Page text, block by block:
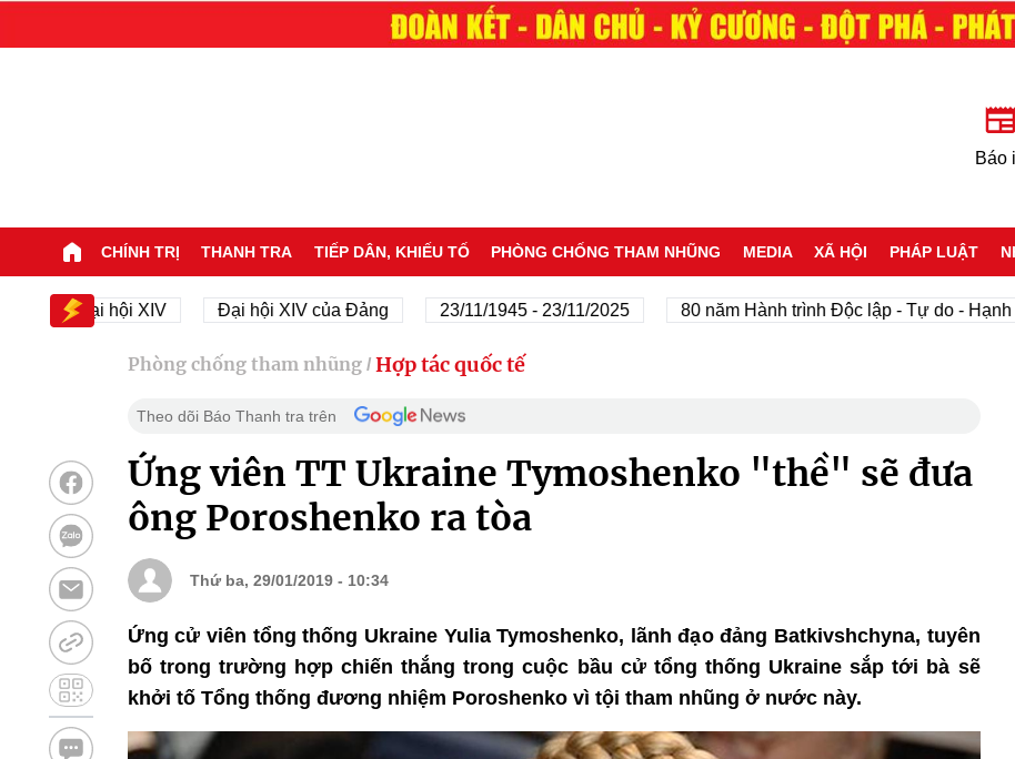
Báo
CHÍNH TRỊ THANH TRA TIẾP DÂN, KHIẾU TỐ PHÒNG CHỐNG THAM NHŨNG MEDIA XÃ HỘI PHÁP LUẬT
Đại hội XIV Đại hội XIV của Đảng 23/11/1945 - 23/11/2025 80 năm Hành trình Độc lập - Tự do - Hạnh phúc
Phòng chống tham nhũng / Hợp tác quốc tế
Theo dõi Báo Thanh tra trên
Ứng viên TT Ukraine Tymoshenko "thề" sẽ đưa
ông Poroshenko ra tòa
Thứ ba, 29/01/2019 - 10:34
Ứng cử viên tổng thống Ukraine Yulia Tymoshenko, lãnh đạo đảng Batkivshchyna, tuyên
bố trong trường hợp chiến thắng trong cuộc bầu cử tổng thống Ukraine sắp tới bà sẽ
khởi tố Tổng thống đương nhiệm Poroshenko vì tội tham nhũng ở nước này.